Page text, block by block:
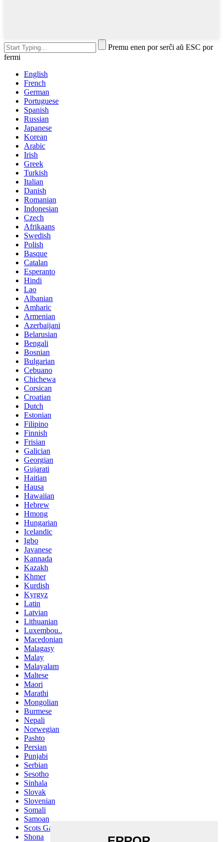
Premu enen por serĉi aŭ ESC por
fermi
English
French
German
Portuguese
Spanish
Russian
Japanese
Korean
Arabic
Irish
Greek
Turkish
Italian
Danish
Romanian
Indonesian
Czech
Afrikaans
Swedish
Polish
Basque
Catalan
Esperanto
Hindi
Lao
Albanian
Amharic
Armenian
Azerbaijani
Belarusian
Bengali
Bosnian
Bulgarian
Cebuano
Chichewa
Corsican
Croatian
Dutch
Estonian
Filipino
Finnish
Frisian
Galician
Georgian
Gujarati
Haitian
Hausa
Hawaiian
Hebrew
Hmong
Hungarian
Icelandic
Igbo
Javanese
Kannada
Kazakh
Khmer
Kurdish
Kyrgyz
Latin
Latvian
Lithuanian
Luxembou..
Macedonian
Malagasy
Malay
Malayalam
Maltese
Maori
Marathi
Mongolian
Burmese
Nepali
Norwegian
Pashto
Persian
Punjabi
Serbian
Sesotho
Sinhala
Slovak
Slovenian
Somali
Samoan
Scots Gaelic
Shona